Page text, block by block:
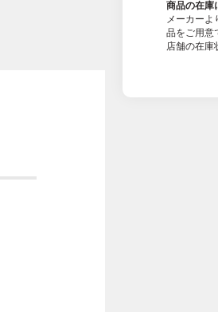
商品の在庫
メーカー
品をご用意
店舗の在庫